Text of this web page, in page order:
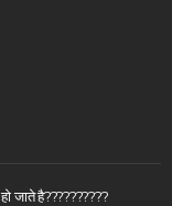
जाते है??????????